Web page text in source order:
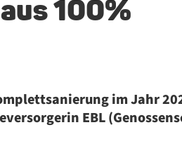
100%
im Jahr
EBL